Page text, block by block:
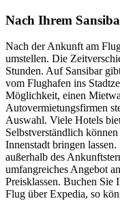
Nach Ihrem
Nach der Ankunft am
umstellen. Die
Stunden. Auf Sansibar
vom Flughafen ins
Möglichkeit, einen
Autovermietungsfirmen
Auswahl. Viele Hotels
Selbstverständlich
Innenstadt bringen
außerhalb des
umfangreiches Angebot
Preisklassen. Buchen Sie
Flug über Expedia, so